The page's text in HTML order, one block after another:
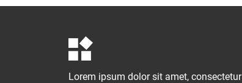
Lorem ipsum dolor sit amet, consectetur